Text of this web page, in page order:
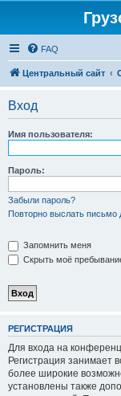
FAQ
Центральный сайт
Вход
Имя пользователя:
Пароль:
Забыли пароль?
Повторно выслать письмо
Запомнить меня
Скрыть моё
РЕГИСТРАЦИЯ
Для входа на
Регистрация занимает
более широкие
установлены также